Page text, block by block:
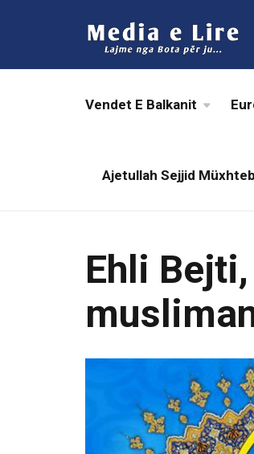
Vendet E Balkanit
Ajetullah Sejjid
Ehli